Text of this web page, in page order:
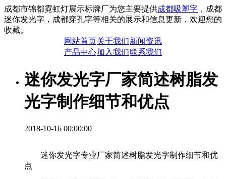
成都市锦都霓虹灯展示标牌厂为您主要提供成都吸塑字 ，成都
迷你发光字，成都穿孔字等相关的展示和信息更新，欢迎您的
收藏。
网站首页关于我们新闻资讯
产品中心加入我们联系我们
迷你发光字厂家简述树脂发
光字制作细节和优点
2018-10-16 00:00:00
迷你发光字专业厂家简述树脂发光字制作细节和优
点